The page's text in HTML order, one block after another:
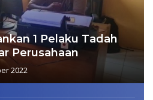
1 Pelaku Tadah
Perusahaan
2022